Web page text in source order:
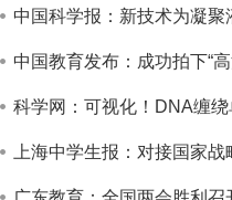
中国科学报：新技术为凝聚
中国教育发布：成功拍下“
科学网：可视化！DNA缠
上海中学生报：对接国家